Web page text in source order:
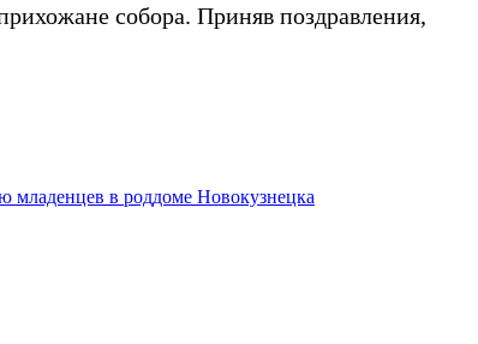
собора. Приняв поздравления,
младенцев в роддоме Новокузнецка